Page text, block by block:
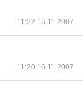
11:22 16.11.2007
11:20 16.11.2007